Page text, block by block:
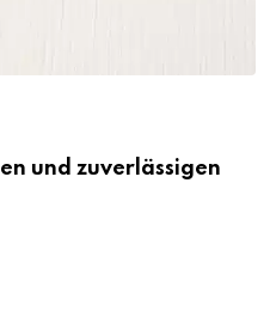
und zuverlässigen